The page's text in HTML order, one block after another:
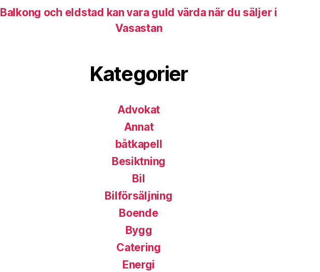
Balkong och eldstad kan vara guld värda när du säljer i
Vasastan
Kategorier
Advokat
Annat
båtkapell
Besiktning
Bil
Bilförsäljning
Boende
Bygg
Catering
Energi